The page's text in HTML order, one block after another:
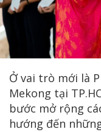
Ở vai trò mới là
Mekong tại
bước mở rộng
hướng đến